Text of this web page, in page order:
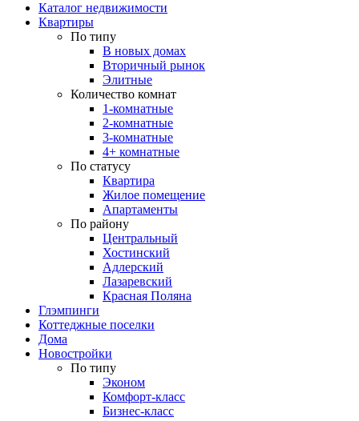
Каталог недвижимости
Квартиры
По типу
В новых домах
Вторичный рынок
Элитные
Количество комнат
1-комнатные
2-комнатные
3-комнатные
4+ комнатные
По статусу
Квартира
Жилое помещение
Апартаменты
По району
Центральный
Хостинский
Адлерский
Лазаревский
Красная Поляна
Глэмпинги
Коттеджные поселки
Дома
Новостройки
По типу
Эконом
Комфорт-класс
Бизнес-класс